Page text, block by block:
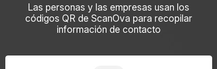
Las personas y las empresas usan los
códigos QR de ScanOva para recopilar
información de contacto